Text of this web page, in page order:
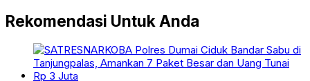
Rekomendasi Untuk Anda